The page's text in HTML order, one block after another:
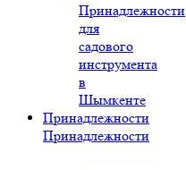
Принадлежности
для
садового
инструмента
в
Шымкенте
Принадлежности
Принадлежности